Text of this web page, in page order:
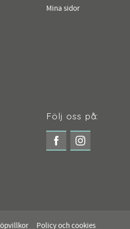
Mina sidor
Följ oss på:
Policy och cookies